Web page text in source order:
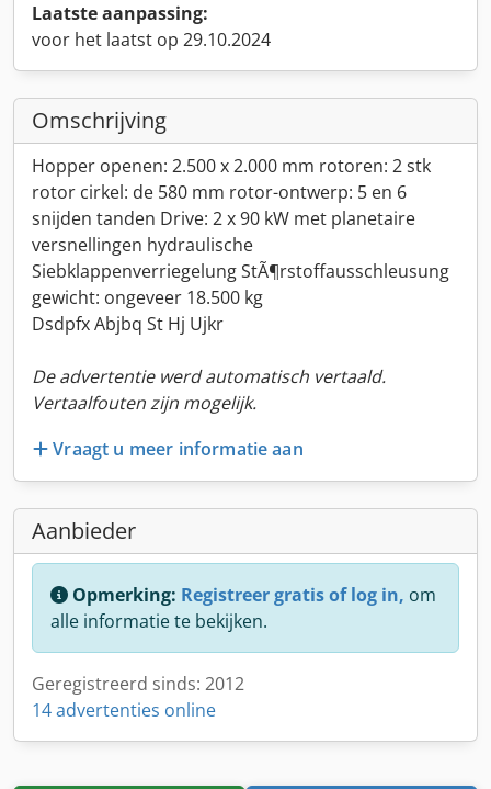
Laatste aanpassing:
voor het laatst op 29.10.2024
Omschrijving
Hopper openen: 2.500 x 2.000 mm rotoren: 2 stk
rotor cirkel: de 580 mm rotor-ontwerp: 5 en 6
snijden tanden Drive: 2 x 90 kW met planetaire
versnellingen hydraulische
Siebklappenverriegelung StÃ¶rstoffausschleusung
gewicht: ongeveer 18.500 kg
Dsdpfx Abjbq St Hj Ujkr
De advertentie werd automatisch vertaald.
Vertaalfouten zijn mogelijk.
Vraagt u meer informatie aan
Aanbieder
Opmerking: Registreer gratis of log in, om
alle informatie te bekijken.
Geregistreerd sinds: 2012
14 advertenties online